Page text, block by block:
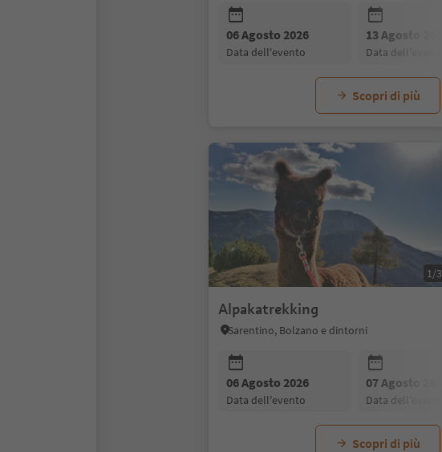
06 Agosto 2026
data dell'evento
13 Agosto 2026
data dell'evento
Scopri di più
1/3
Alpakatrekking
Sarentino, Bolzano e dintorni
06 Agosto 2026
data dell'evento
07 Agosto 2026
data dell'evento
Scopri di più